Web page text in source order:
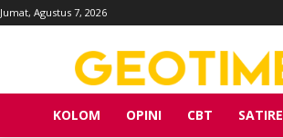
Jumat, Agustus 7, 2026
KOLOM OPINI CBT SATIRE